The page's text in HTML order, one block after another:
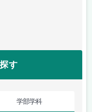
す
学部学科